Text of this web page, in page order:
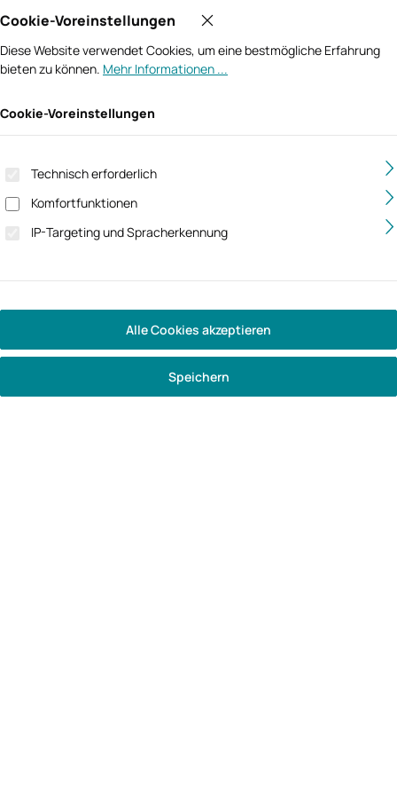
Cookie-Voreinstellungen
Diese Website verwendet Cookies, um eine bestmögliche Erfahrung
bieten zu können. Mehr Informationen ...
Cookie-Voreinstellungen
Technisch erforderlich
Komfortfunktionen
IP-Targeting und Spracherkennung
Alle Cookies akzeptieren
Speichern